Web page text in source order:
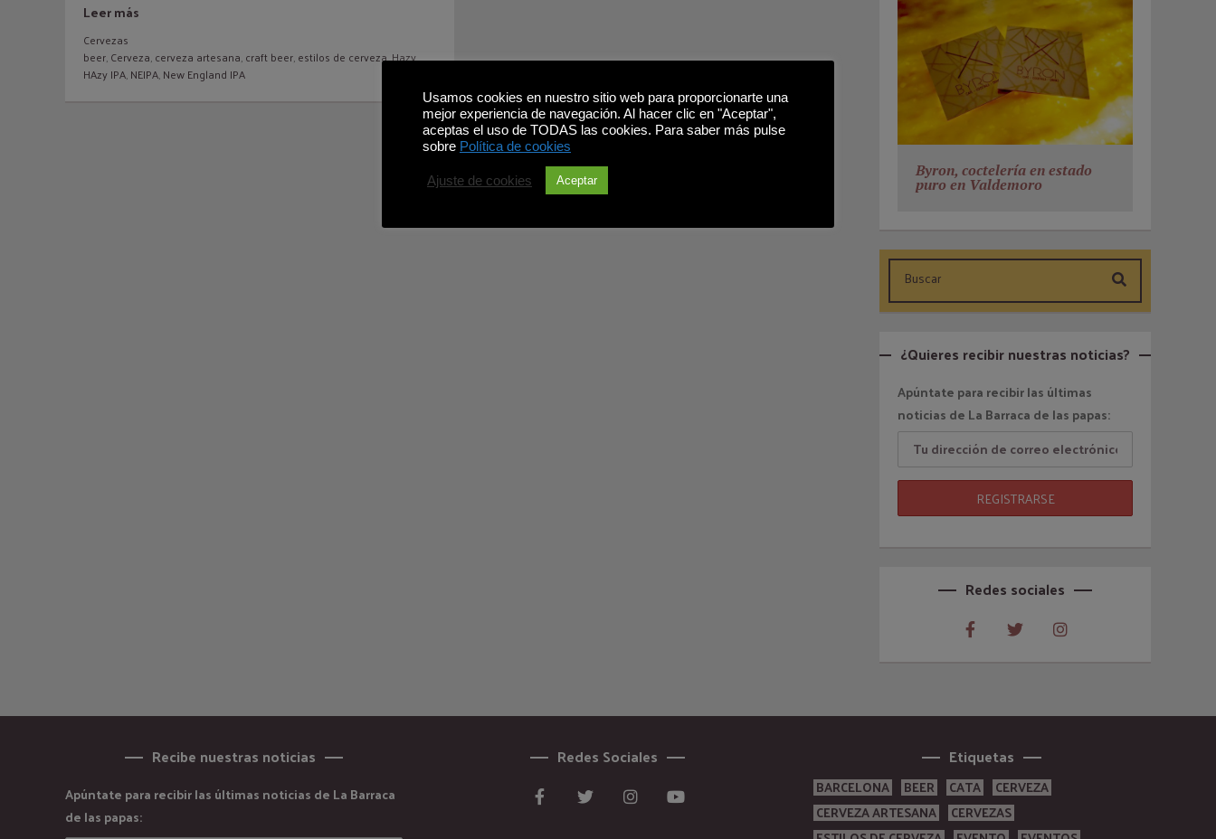
Leer más
Cervezas
beer,Cerveza,cerveza artesana,craft beer,estilos de cerveza,Hazy,
HAzy IPA,NEIPA,New England IPA
Byron, coctelería en estado
puro en Valdemoro
¿Quieres recibir nuestras noticias?
Apúntate para recibir las últimas
noticias de La Barraca de las papas:
Redes sociales
Recibe nuestras noticias
Apúntate para recibir las últimas noticias de La Barraca
de las papas:
Redes Sociales Etiquetas
BARCELONA BEER CATA
CERVEZA
CERVEZA ARTESANA
CERVEZAS
Usamos cookies en nuestro sitio web para proporcionarte una
mejor experiencia de navegación. Al hacer clic en "Aceptar",
aceptas el uso de TODAS las cookies. Para saber más pulse
sobre Política de cookies
Ajuste de cookies Aceptar